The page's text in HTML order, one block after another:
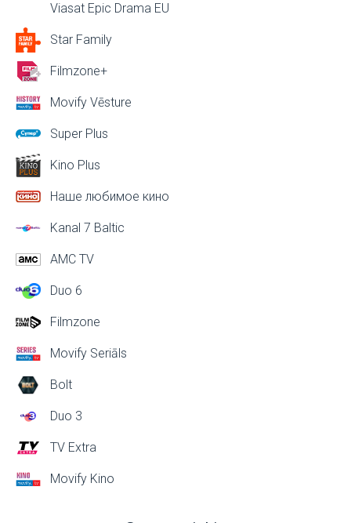
Viasat Epic Drama EU
Star Family
Filmzone+
Movify Vēsture
Super Plus
Kino Plus
Наше любимое кино
Kanal 7 Baltic
AMC TV
Duo 6
Filmzone
Movify Seriāls
Bolt
Duo 3
TV Extra
Movify Kino